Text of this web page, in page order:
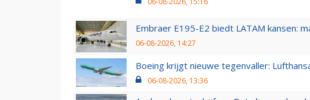
Embraer E195-E2 biedt LATAM kansen:
06-08-2026, 14:27
Boeing krijgt nieuwe tegenvaller:
06-08-2026, 13:36